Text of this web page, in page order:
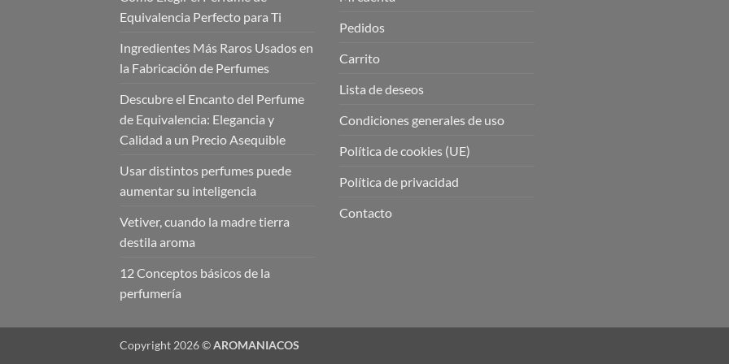
Equivalencia Perfecto para Ti
Ingredientes Más Raros Usados en
la Fabricación de Perfumes
Descubre el Encanto del Perfume
de Equivalencia: Elegancia y
Calidad a un Precio Asequible
Usar distintos perfumes puede
aumentar su inteligencia
Vetiver, cuando la madre tierra
destila aroma
12 Conceptos básicos de la
perfumería
Pedidos
Carrito
Lista de deseos
Condiciones generales de uso
Política de cookies (UE)
Política de privacidad
Contacto
Copyright 2026 ©AROMANIACOS